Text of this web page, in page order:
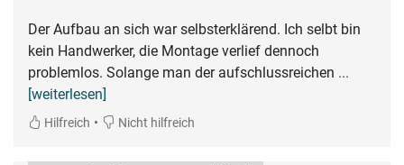
Der Aufbau an sich war selbsterklärend. Ich selbt bin
kein Handwerker, die Montage verlief dennoch
problemlos. Solange man der aufschlussreichen ...
[weiterlesen]
Hilfreich • Nicht hilfreich